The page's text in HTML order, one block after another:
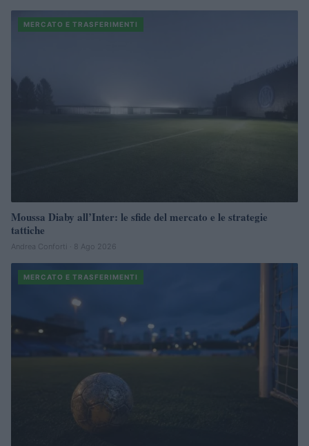
MERCATO E TRASFERIMENTI
Moussa Diaby all’Inter: le sfide del mercato e le strategie
tattiche
Andrea Conforti · 8 Ago 2026
MERCATO E TRASFERIMENTI